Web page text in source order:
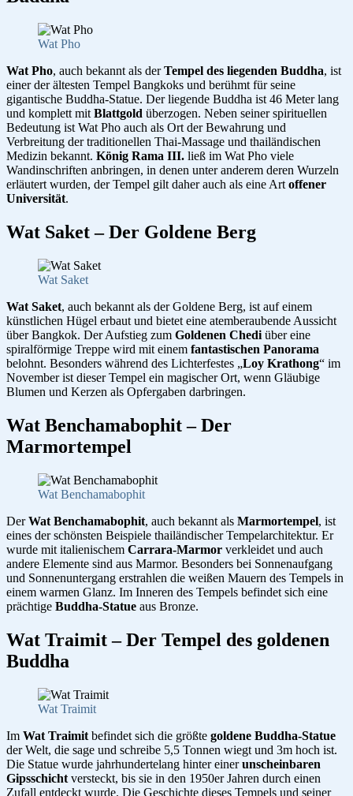
Wat Pho
Wat Pho, auch bekannt als derTempel des liegenden Buddha, ist
einer der ältesten Tempel Bangkoks und berühmt für seine
gigantische Buddha-Statue. Der liegende Buddha ist 46 Meter lang
und komplett mit Blattgold überzogen. Neben seiner spirituellen
Bedeutung ist Wat Pho auch als Ort der Bewahrung und
Verbreitung der traditionellen Thai-Massage und thailändischen
Medizin bekannt. König Rama III. ließ im Wat Pho viele
Wandinschriften anbringen, in denen unter anderem deren Wurzeln
erläutert wurden, der Tempel gilt daher auch als eine Art offener
Universität.
Wat Saket – Der Goldene Berg
Wat Saket
Wat Saket, auch bekannt als der Goldene Berg, ist auf einem
künstlichen Hügel erbaut und bietet eine atemberaubende Aussicht
über Bangkok. Der Aufstieg zum Goldenen Chedi über eine
spiralförmige Treppe wird mit einem fantastischen Panorama
belohnt. Besonders während des Lichterfestes „Loy Krathong“ im
November ist dieser Tempel ein magischer Ort, wenn Gläubige
Blumen und Kerzen als Opfergaben darbringen.
Wat Benchamabophit – Der
Marmortempel
Wat Benchamabophit
DerWat Benchamabophit, auch bekannt als Marmortempel, ist
eines der schönsten Beispiele thailändischer Tempelarchitektur. Er
wurde mit italienischem Carrara-Marmor verkleidet und auch
andere Elemente sind aus Marmor. Besonders bei Sonnenaufgang
und Sonnenuntergang erstrahlen die weißen Mauern des Tempels in
einem warmen Glanz. Im Inneren des Tempels befindet sich eine
prächtige Buddha-Statue aus Bronze.
Wat Traimit – Der Tempel des goldenen
Buddha
Wat Traimit
Im Wat Traimit befindet sich die größte goldene Buddha-Statue
der Welt, die sage und schreibe 5,5 Tonnen wiegt und 3m hoch ist.
Die Statue wurde jahrhundertelang hinter einerunscheinbaren
Gipsschicht versteckt, bis sie in den 1950er Jahren durch einen
Zufall entdeckt wurde. Die Geschichte dieses Tempels und seiner